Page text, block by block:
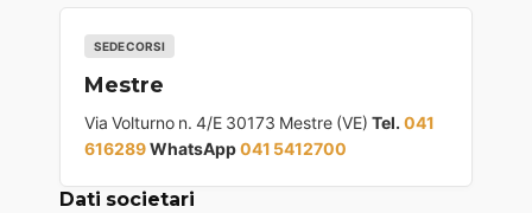
SEDE CORSI
Mestre
Via Volturno n. 4/E 30173 Mestre (VE) Tel. 041
616289WhatsApp041 5412700
Dati societari